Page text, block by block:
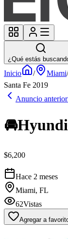
¿Qué estás
Inicio / Miami/
Santa Fe 2019
Anuncio anterior
$6,200
Hace 2 meses
Miami, FL
62Vistas
Agregar a